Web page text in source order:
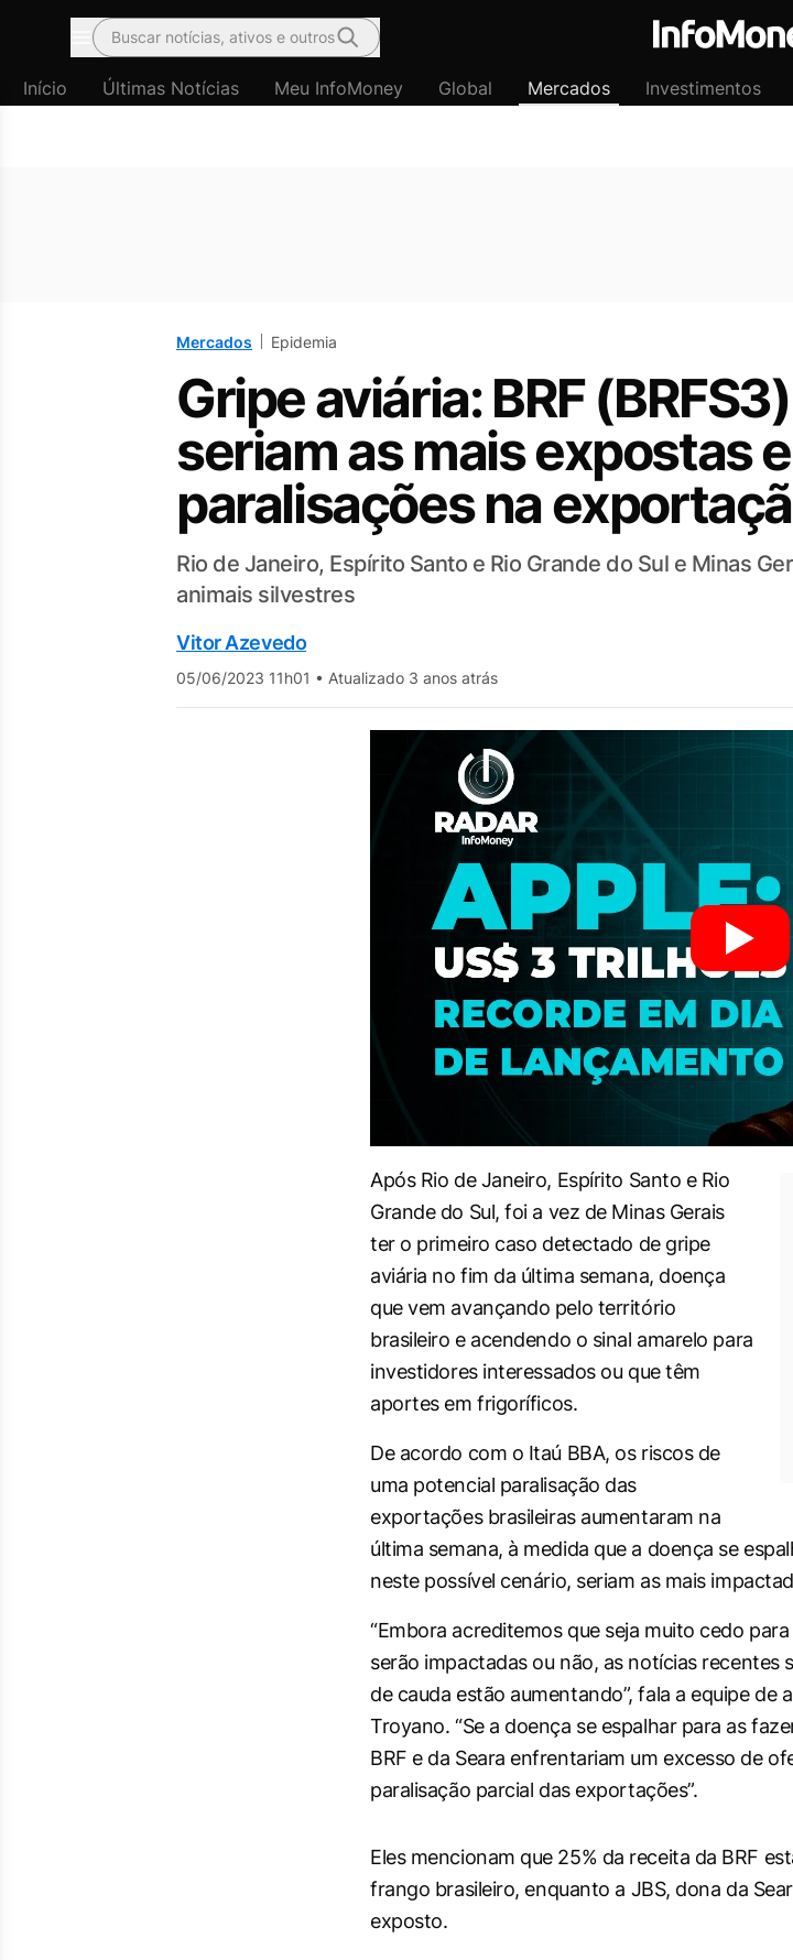
Menu
Buscar notícias, ativos e outros
Início Últimas Notícias Meu InfoMoney Global Mercados Investimentos
Mercados Epidemia
Gripe aviária: BRF
seriam as mais expostas
paralisações na
Rio de Janeiro, Espírito Santo e Rio Grande do Sul e Minas
animais silvestres
Vitor Azevedo
05/06/2023 11h01 • Atualizado 3 anos atrás
Após Rio de Janeiro, Espírito Santo e Rio
Grande do Sul, foi a vez de Minas Gerais
ter o primeiro caso detectado de gripe
aviária no fim da última semana, doença
que vem avançando pelo território
brasileiro e acendendo o sinal amarelo para
investidores interessados ou que têm
aportes em frigoríficos.
De acordo com o Itaú BBA, os riscos de
uma potencial paralisação das
exportações brasileiras aumentaram na
última semana, à medida que a doença se
neste possível cenário, seriam as mais
“Embora acreditemos que seja muito cedo
serão impactadas ou não, as notícias recentes
de cauda estão aumentando”, fala a equipe de
Troyano. “Se a doença se espalhar para as
BRF e da Seara enfrentariam um excesso de
paralisação parcial das exportações”.
Eles mencionam que 25% da receita da BRF
frango brasileiro, enquanto a JBS, dona da
exposto.